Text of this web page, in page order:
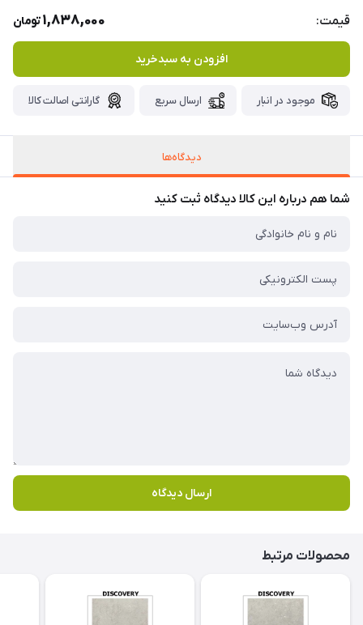
قیمت: 1,838,000تومان
افزودن به سبدخرید
موجود در انبار ارسال سریع گارانتی اصالت کالا
دیدگاه‌ها
شما هم درباره این کالا دیدگاه ثبت کنید
ارسال دیدگاه
محصولات مرتبط